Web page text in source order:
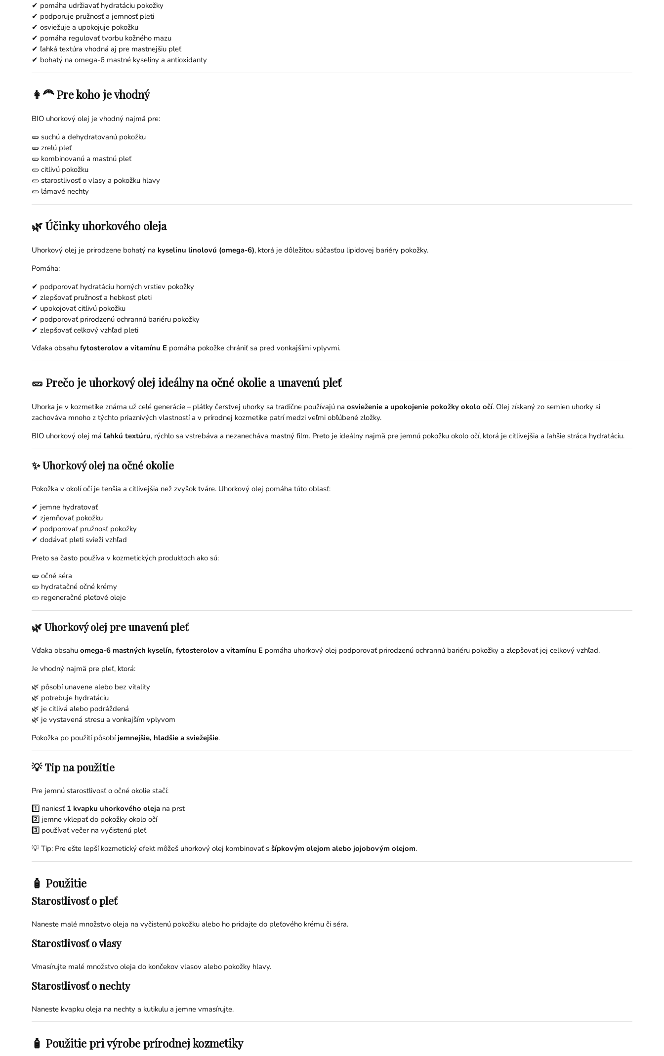
✔ pomáha udržiavať hydratáciu pokožky
✔ podporuje pružnosť a jemnosť pleti
✔ osviežuje a upokojuje pokožku
✔ pomáha regulovať tvorbu kožného mazu
✔ ľahká textúra vhodná aj pre mastnejšiu pleť
✔ bohatý na omega-6 mastné kyseliny a antioxidanty
👩‍🦰 Pre koho je vhodný
BIO uhorkový olej je vhodný najmä pre:
🥒 suchú a dehydratovanú pokožku
🥒 zrelú pleť
🥒 kombinovanú a mastnú pleť
🥒 citlivú pokožku
🥒 starostlivosť o vlasy a pokožku hlavy
🥒 lámavé nechty
🌿 Účinky uhorkového oleja
Uhorkový olej je prirodzene bohatý na kyselinu linolovú (omega-6), ktorá je dôležitou súčasťou lipidovej bariéry pokožky.
Pomáha:
✔ podporovať hydratáciu horných vrstiev pokožky
✔ zlepšovať pružnosť a hebkosť pleti
✔ upokojovať citlivú pokožku
✔ podporovať prirodzenú ochrannú bariéru pokožky
✔ zlepšovať celkový vzhľad pleti
Vďaka obsahu fytosterolov a vitamínu Epomáha pokožke chrániť sa pred vonkajšími vplyvmi.
🥒 Prečo je uhorkový olej ideálny na očné okolie a unavenú pleť
Uhorka je v kozmetike známa už celé generácie – plátky čerstvej uhorky sa tradične používajú na osvieženie a upokojenie pokožky okolo očí. Olej získaný zo semien uhorky si
zachováva mnoho z týchto priaznivých vlastností a v prírodnej kozmetike patrí medzi veľmi obľúbené zložky.
BIO uhorkový olej má ľahkú textúru, rýchlo sa vstrebáva a nezanecháva mastný film. Preto je ideálny najmä pre jemnú pokožku okolo očí, ktorá je citlivejšia a ľahšie stráca hydratáciu.
✨ Uhorkový olej na očné okolie
Pokožka v okolí očí je tenšia a citlivejšia než zvyšok tváre. Uhorkový olej pomáha túto oblasť:
✔ jemne hydratovať
✔ zjemňovať pokožku
✔ podporovať pružnosť pokožky
✔ dodávať pleti svieži vzhľad
Preto sa často používa v kozmetických produktoch ako sú:
🥒 očné séra
🥒 hydratačné očné krémy
🥒 regeneračné pleťové oleje
🌿 Uhorkový olej pre unavenú pleť
Vďaka obsahu omega-6 mastných kyselín, fytosterolov a vitamínu Epomáha uhorkový olej podporovať prirodzenú ochrannú bariéru pokožky a zlepšovať jej celkový vzhľad.
Je vhodný najmä pre pleť, ktorá:
🌿 pôsobí unavene alebo bez vitality
🌿 potrebuje hydratáciu
🌿 je citlivá alebo podráždená
🌿 je vystavená stresu a vonkajším vplyvom
Pokožka po použití pôsobí jemnejšie, hladšie a sviežejšie.
💡 Tip na použitie
Pre jemnú starostlivosť o očné okolie stačí:
1️⃣ naniesť 1 kvapku uhorkového olejana prst
2️⃣ jemne vklepať do pokožky okolo očí
3️⃣ používať večer na vyčistenú pleť
💡 Tip: Pre ešte lepší kozmetický efekt môžeš uhorkový olej kombinovať s šípkovým olejom alebo jojobovým olejom.
🧴 Použitie
Starostlivosť o pleť
Naneste malé množstvo oleja na vyčistenú pokožku alebo ho pridajte do pleťového krému či séra.
Starostlivosť o vlasy
Vmasírujte malé množstvo oleja do končekov vlasov alebo pokožky hlavy.
Starostlivosť o nechty
Naneste kvapku oleja na nechty a kutikulu a jemne vmasírujte.
🧴 Použitie pri výrobe prírodnej kozmetiky